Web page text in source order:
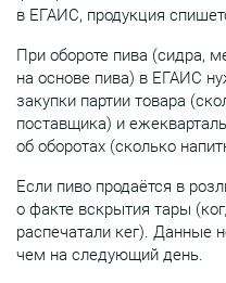
в ЕГАИС, продукция
При обороте пива (сидра,
на основе пива) в ЕГАИС
закупки партии товара
поставщика) и
об оборотах (сколько
Если пиво продаётся в
о факте вскрытия тары
распечатали кег). Данные
чем на следующий день.